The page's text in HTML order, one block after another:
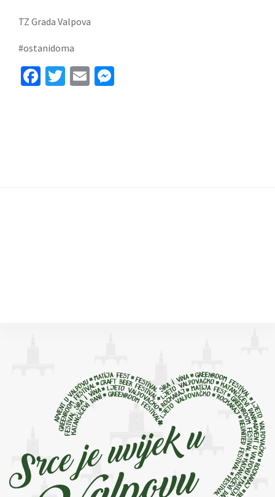
TZ Grada Valpova
#ostanidoma
Facebook
Twitter
Email